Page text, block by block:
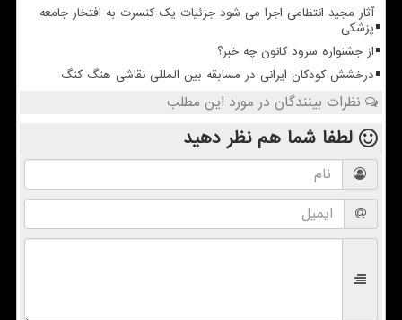
آثار مجید انتظامی اجرا می شود جزئیات یک کنسرت به افتخار جامعه
پزشکی
از جشنواره سرود کانون چه خبر؟
درخشش کودکان ایرانی در مسابقه بین المللی نقاشی هنگ کنگ
نظرات بینندگان در مورد این مطلب
لطفا شما همنظر دهید